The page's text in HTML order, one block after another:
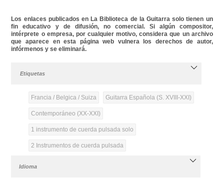
Los enlaces publicados en La Biblioteca de la Guitarra solo tienen un
fin educativo y de difusión, no comercial. Si algún compositor,
intérprete o empresa, por cualquier motivo, considera que un archivo
que aparece en esta página web vulnera los derechos de autor,
infórmenos y se eliminará.
Etiquetas
Francia / Belgica / Suiza Guitarra Española (S. XVIII-XXI)
Contemporáneo (XX-XXI)
1 instrumento de cuerda pulsada solo
2 Instrumentos de cuerda pulsada
Idioma